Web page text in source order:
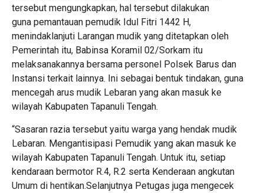
tersebut mengungkapkan, hal tersebut dilakukan
guna pemantauan pemudik Idul Fitri 1442 H,
menindaklanjuti Larangan mudik yang ditetapkan oleh
Pemerintah itu, Babinsa Koramil 02/Sorkam itu
melaksanakannya bersama personel Polsek Barus dan
Instansi terkait lainnya. Ini sebagai bentuk tindakan, guna
mencegah arus mudik Lebaran yang akan masuk ke
wilayah Kabupaten Tapanuli Tengah.
“Sasaran razia tersebut yaitu warga yang hendak mudik
Lebaran. Mengantisipasi Pemudik yang akan masuk ke
wilayah Kabupaten Tapanuli Tengah. Untuk itu, setiap
kendaraan bermotor R.4, R.2 serta Kenderaan angkutan
Umum di hentikan.Selanjutnya Petugas juga mengecek